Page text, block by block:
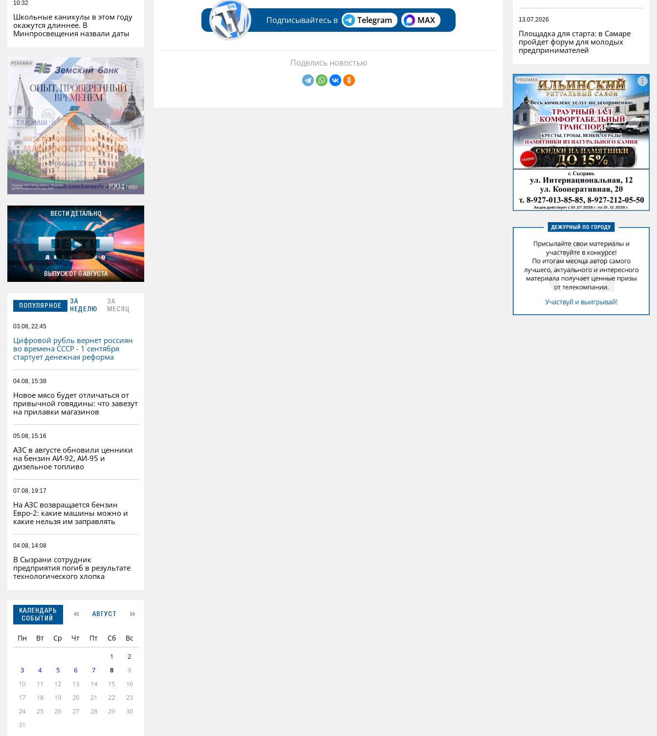
10:32
Школьные каникулы в этом году
окажутся длиннее. В
Минпросвещения назвали даты
РЕКЛАМА
РЕКЛАМА
ВЕСТИ ДЕТАЛЬНО
ВЫПУСК ОТ 6 АВГУСТА
ПОПУЛЯРНОЕ
ЗА
НЕДЕЛЮ
ЗА
МЕСЯЦ
03.08, 22:45
Цифровой рубль вернет россиян
во времена СССР - 1 сентября
стартует денежная реформа
04.08, 15:38
Новое мясо будет отличаться от
привычной говядины: что завезут
на прилавки магазинов
05.08, 15:16
АЗС в августе обновили ценники
на бензин АИ-92, АИ-95 и
дизельное топливо
07.08, 19:17
На АЗС возвращается бензин
Евро‑2: какие машины можно и
какие нельзя им заправлять
04.08, 14:08
В Сызрани сотрудник
предприятия погиб в результате
технологического хлопка
КАЛЕНДАРЬ
СОБЫТИЙ
АВГУСТ
Пн Вт Ср Чт Пт Сб Вс
1
2
3
4 5 6 7 8
9
10
11 12 13 14 15
16
17
18 19 20 21 22
23
24
25 26 27 28 29
30
31
Подписывайтесь в Telegram MAX
Поделись новостью
13.07.2026
Площадка для старта: в Самаре
пройдет форум для молодых
предпринимателей
РЕКЛАМА